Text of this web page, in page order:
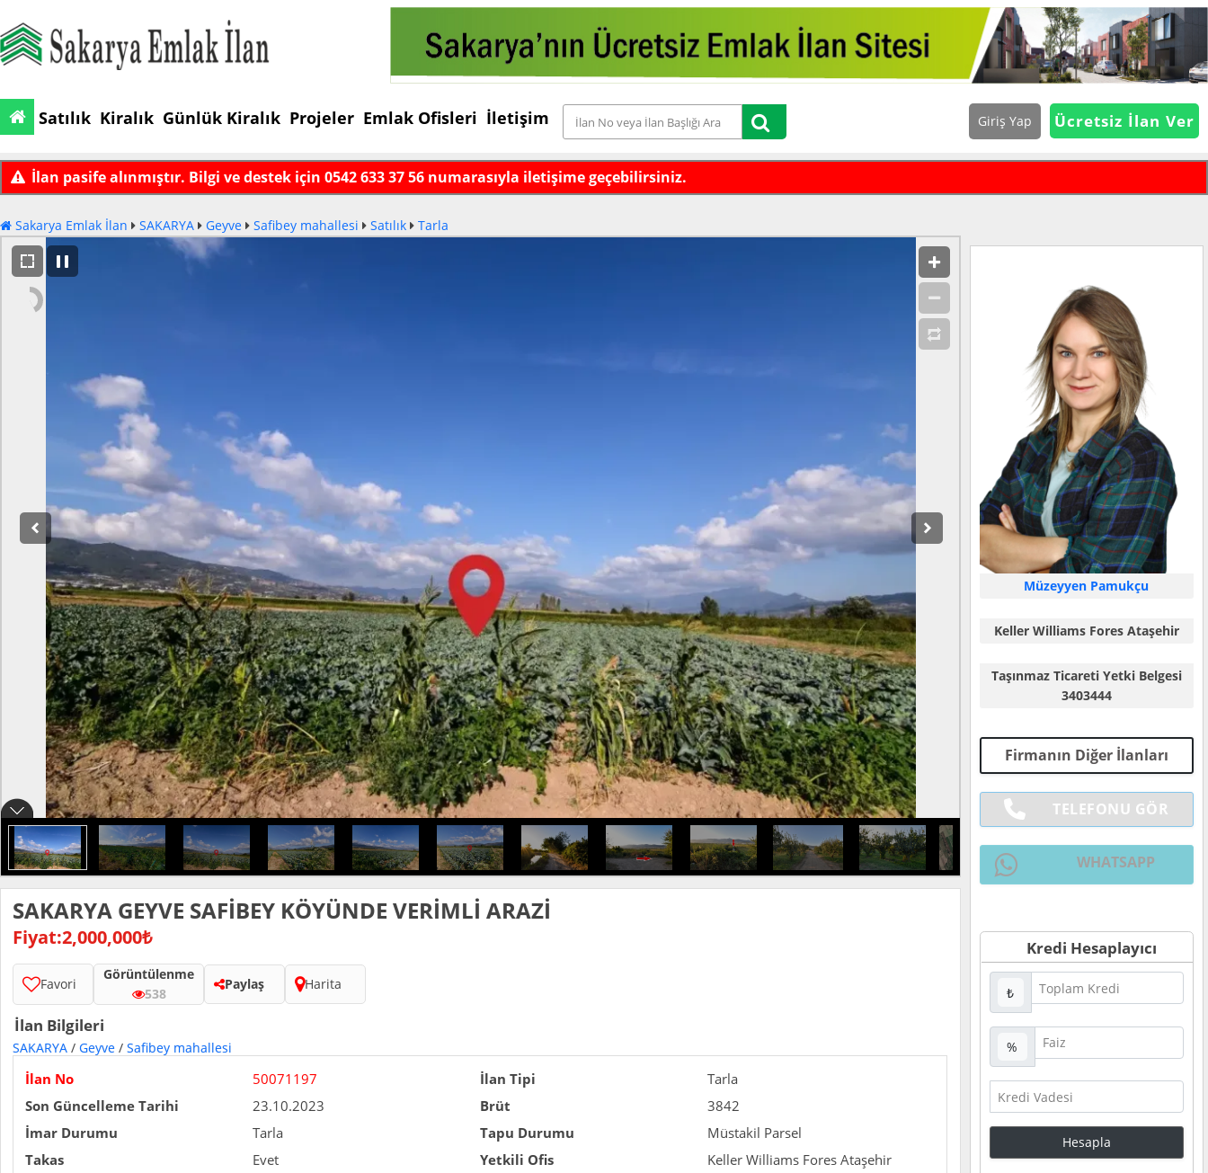
Satılık Kiralık Günlük Kiralık Projeler Emlak Ofisleri İletişim Giriş Yap Ücretsiz İlan Ver
İlan pasife alınmıştır. Bilgi ve destek için 0542 633 37 56 numarasıyla iletişime geçebilirsiniz.
Sakarya Emlak İlan SAKARYA Geyve Safibey mahallesi Satılık Tarla
SAKARYA GEYVE SAFİBEY KÖYÜNDE VERİMLİ ARAZİ
Fiyat:2,000,000₺
Favori
Görüntülenme
538
Paylaş Harita
İlan Bilgileri
SAKARYA / Geyve / Safibey mahallesi
İlan No 50071197 İlan Tipi
Tarla
Son Güncelleme Tarihi
23.10.2023 Brüt
3842
İmar Durumu
Tarla Tapu Durumu
Müstakil Parsel
Takas
Evet Yetkili Ofis Keller Williams Fores Ataşehir
Müzeyyen Pamukçu
Keller Williams Fores Ataşehir
Taşınmaz Ticareti Yetki Belgesi
3403444
Firmanın Diğer İlanları
TELEFONU GÖR
WHATSAPP
Kredi Hesaplayıcı
₺
%